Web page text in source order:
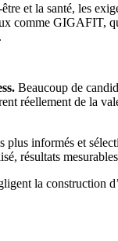
et la santé, les
comme
Beaucoup de
réellement de la
informés et
résultats
la construction